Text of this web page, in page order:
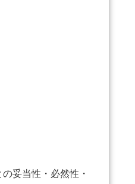
妥当性・必然性・